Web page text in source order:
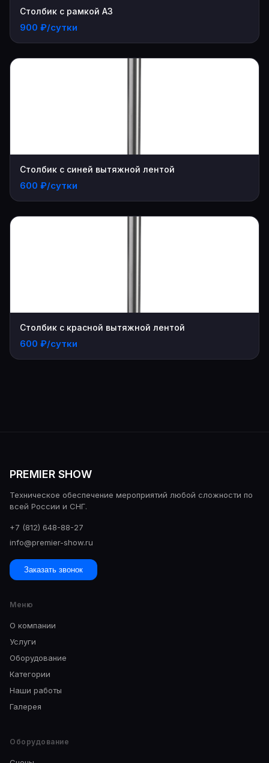
Столбик с рамкой А3
900 ₽/сутки
Столбик с синей вытяжной лентой
600 ₽/сутки
Столбик с красной вытяжной лентой
600 ₽/сутки
PREMIER SHOW
Техническое обеспечение мероприятий любой сложности по
всей России и СНГ.
+7 (812) 648-88-27
info@premier-show.ru
Заказать звонок
Меню
О компании
Услуги
Оборудование
Категории
Наши работы
Галерея
Оборудование